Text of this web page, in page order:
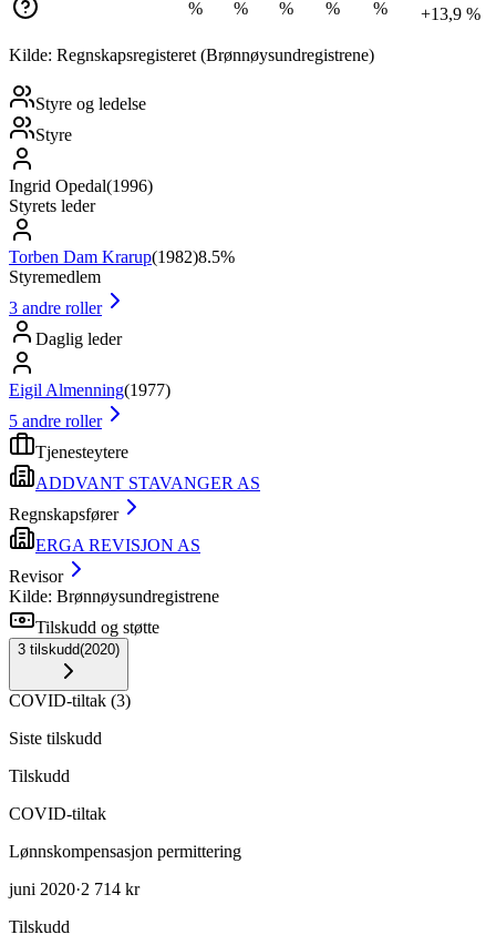
% % % % % +13,9 %
Kilde: Regnskapsregisteret (Brønnøysundregistrene)
Styre og ledelse
Styre
Ingrid Opedal(1996)
Styrets leder
Torben Dam Krarup(1982)8.5%
Styremedlem
3 andre roller
Daglig leder
Eigil Almenning(1977)
5 andre roller
Tjenesteytere
ADDVANT STAVANGER AS
Regnskapsfører
ERGA REVISJON AS
Revisor
Kilde: Brønnøysundregistrene
Tilskudd og støtte
3 tilskudd(2020)
COVID-tiltak (3)
Siste tilskudd
Tilskudd
COVID-tiltak
Lønnskompensasjon permittering
juni 2020·2 714 kr
Tilskudd